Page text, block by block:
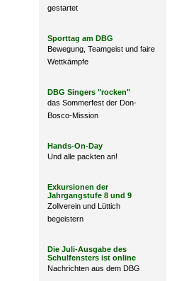
gestartet
Sporttag am DBG
Bewegung, Teamgeist und faire
Wettkämpfe
DBG Singers "rocken"
das Sommerfest der Don-
Bosco-Mission
Hands-On-Day
Und alle packten an!
Exkursionen der
Jahrgangstufe 8 und 9
Zollverein und Lüttich
begeistern
Die Juli-Ausgabe des
Schulfensters ist online
Nachrichten aus dem DBG